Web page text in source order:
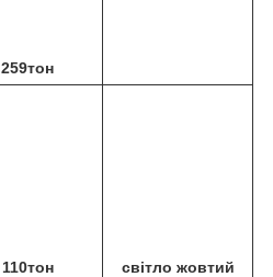
259тон
110тон світло жовтий